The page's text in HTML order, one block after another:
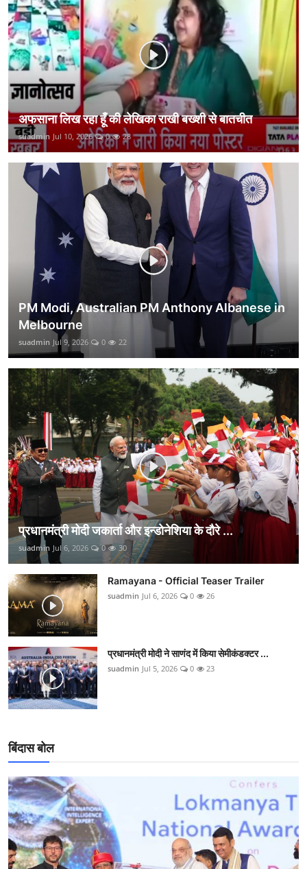
कानून
राजनीति
वीडियो
अफसाना लिख रहा हूँ की लेखिका राखी बख्शी से बातचीत
suadmin Jul 10, 2026 0 28
PM Modi, Australian PM Anthony Albanese in
Melbourne
suadmin Jul 9, 2026 0 22
प्रधानमंत्री मोदी जकार्ता और इन्डोनेशिया के दौरे ...
suadmin Jul 6, 2026 0 30
Ramayana - Official Teaser Trailer
suadmin Jul 6, 2026 0 26
प्रधानमंत्री मोदी ने साणंद में किया सेमीकंडक्टर ...
suadmin Jul 5, 2026 0 23
बिंदास बोल